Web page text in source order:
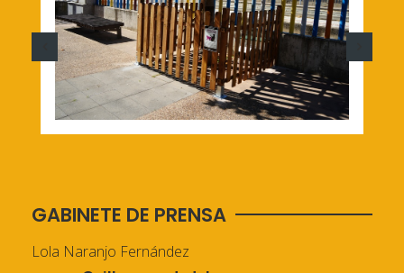
GABINETE DE PRENSA
Lola Naranjo Fernández